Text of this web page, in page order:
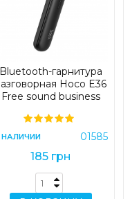
Bluetooth-гарнитура
Hoco E36
Free sound business
(E36)
НАЛИЧИИ 01585
185 грн